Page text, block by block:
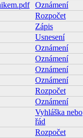
Oznámení
Rozpočet
Zápis
Usnesení
Oznámení
Oznámení
Oznámení
Oznámení
Rozpočet
Oznámení
Vyhláška nebo
řád
Rozpočet